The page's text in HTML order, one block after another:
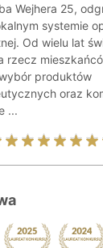
Wejhera 25,
systemie
Od wielu lat
rzecz
produktów
oraz
...